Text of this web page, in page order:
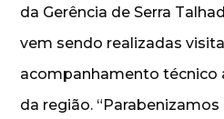
da Gerência de Serra
vem sendo realizadas
acompanhamento técnico
da região.